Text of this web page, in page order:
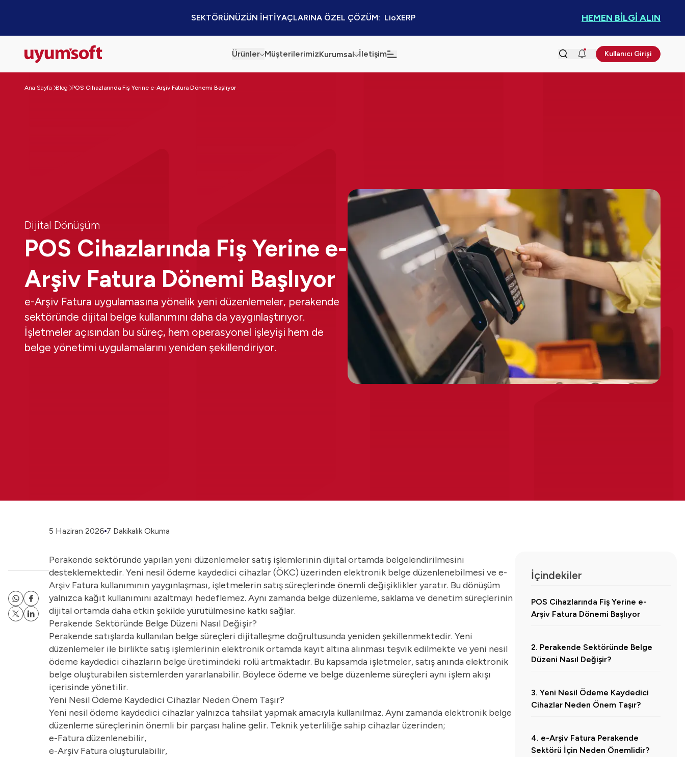
SEKTÖRÜNÜZÜN İHTİYAÇLARINA ÖZEL ÇÖZÜM:  LioXERP HEMEN BİLGİ ALIN
Ürünler MüşterilerimizKurumsal İletişim
İş Ortaklığı Platformu
Kullanıcı Girişi
Ana Sayfa Blog POS Cihazlarında Fiş Yerine e-Arşiv Fatura Dönemi Başlıyor
Dijital Dönüşüm
POS Cihazlarında Fiş Yerine e-
Arşiv Fatura Dönemi Başlıyor
e-Arşiv Fatura uygulamasına yönelik yeni düzenlemeler, perakende
sektöründe dijital belge kullanımını daha da yaygınlaştırıyor.
İşletmeler açısından bu süreç, hem operasyonel işleyişi hem de
belge yönetimi uygulamalarını yeniden şekillendiriyor.
5 Haziran 2026 7 Dakikalık Okuma
Perakende sektöründe yapılan yeni düzenlemeler satış işlemlerinin dijital ortamda belgelendirilmesini
desteklemektedir. Yeni nesil ödeme kaydedici cihazlar (ÖKC) üzerinden elektronik belge düzenlenebilmesi ve e-
Arşiv Fatura kullanımının yaygınlaşması, işletmelerin satış süreçlerinde önemli değişiklikler yaratır. Bu dönüşüm
yalnızca kağıt kullanımını azaltmayı hedeflemez. Aynı zamanda belge düzenleme, saklama ve denetim süreçlerinin
dijital ortamda daha etkin şekilde yürütülmesine katkı sağlar.
Perakende Sektöründe Belge Düzeni Nasıl Değişir?
Perakende satışlarda kullanılan belge süreçleri dijitalleşme doğrultusunda yeniden şekillenmektedir. Yeni
düzenlemeler ile birlikte satış işlemlerinin elektronik ortamda kayıt altına alınması teşvik edilmekte ve yeni nesil
ödeme kaydedici cihazların belge üretimindeki rolü artmaktadır. Bu kapsamda işletmeler, satış anında elektronik
belge oluşturabilen sistemlerden yararlanabilir. Böylece ödeme ve belge düzenleme süreçleri aynı işlem akışı
içerisinde yönetilir.
Yeni Nesil Ödeme Kaydedici Cihazlar Neden Önem Taşır?
Yeni nesil ödeme kaydedici cihazlar yalnızca tahsilat yapmak amacıyla kullanılmaz. Aynı zamanda elektronik belge
düzenleme süreçlerinin önemli bir parçası haline gelir. Teknik yeterliliğe sahip cihazlar üzerinden;
e-Fatura düzenlenebilir,
e-Arşiv Fatura oluşturulabilir,
İçindekiler
POS Cihazlarında Fiş Yerine e-
Arşiv Fatura Dönemi Başlıyor
2. Perakende Sektöründe Belge
Düzeni Nasıl Değişir?
3. Yeni Nesil Ödeme Kaydedici
Cihazlar Neden Önem Taşır?
4. e-Arşiv Fatura Perakende
Sektörü İçin Neden Önemlidir?